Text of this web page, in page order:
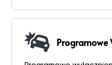
Programowe